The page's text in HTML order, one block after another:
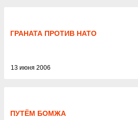
ГРАНАТА ПРОТИВ НАТО
13 июня 2006
ПУТЁМ БОМЖА